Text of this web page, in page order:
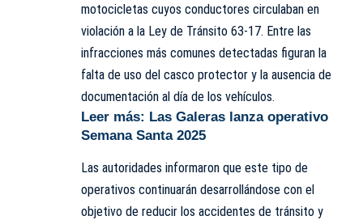
motocicletas cuyos conductores circulaban en
violación a la Ley de Tránsito 63-17. Entre las
infracciones más comunes detectadas figuran la
falta de uso del casco protector y la ausencia de
documentación al día de los vehículos.
Leer más: Las Galeras lanza operativo
Semana Santa 2025
Las autoridades informaron que este tipo de
operativos continuarán desarrollándose con el
objetivo de reducir los accidentes de tránsito y